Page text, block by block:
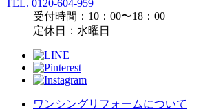
TEL. 0120-604-959
受付時間：10：00〜18：00
定休日：水曜日
ワンシングリフォームについて